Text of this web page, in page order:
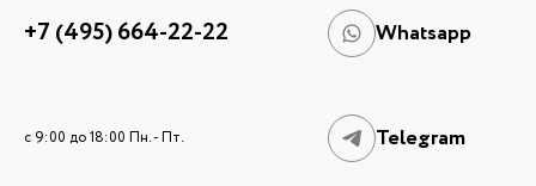
+7 (495) 664-22-22 Whatsapp
c 9:00 до 18:00 Пн. - Пт. Telegram